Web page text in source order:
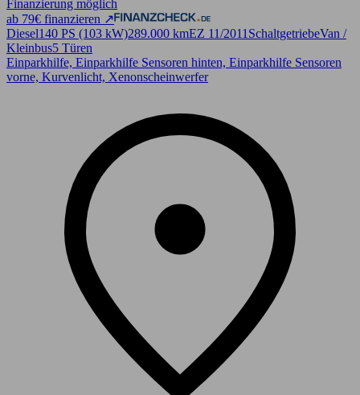
Finanzierung möglich
ab 79€ finanzieren ↗
Diesel140 PS (103 kW)289.000 kmEZ 11/2011 SchaltgetriebeVan /
Kleinbus5 Türen
Einparkhilfe, Einparkhilfe Sensoren hinten, Einparkhilfe Sensoren
vorne, Kurvenlicht, Xenonscheinwerfer